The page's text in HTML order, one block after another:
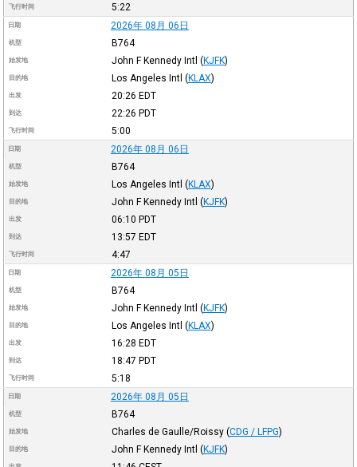
飞行时间 5:22
日期 2026年 08月 06日
机型 B764
始发地 John F Kennedy Intl (KJFK)
目的地 Los Angeles Intl (KLAX)
出发 20:26 EDT
到达 22:26 PDT
飞行时间 5:00
日期 2026年 08月 06日
机型 B764
始发地 Los Angeles Intl (KLAX)
目的地 John F Kennedy Intl (KJFK)
出发 06:10 PDT
到达 13:57 EDT
飞行时间 4:47
日期 2026年 08月 05日
机型 B764
始发地 John F Kennedy Intl (KJFK)
目的地 Los Angeles Intl (KLAX)
出发 16:28 EDT
到达 18:47 PDT
飞行时间 5:18
日期 2026年 08月 05日
机型 B764
始发地 Charles de Gaulle/Roissy (CDG / LFPG)
目的地 John F Kennedy Intl (KJFK)